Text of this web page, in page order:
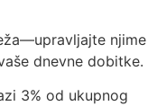
njime
dnevne dobitke.
3% od ukupnog